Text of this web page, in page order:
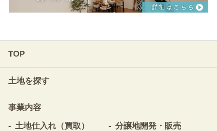
TOP
土地を探す
事業内容
土地仕入れ（買取）
分譲地開発・販売